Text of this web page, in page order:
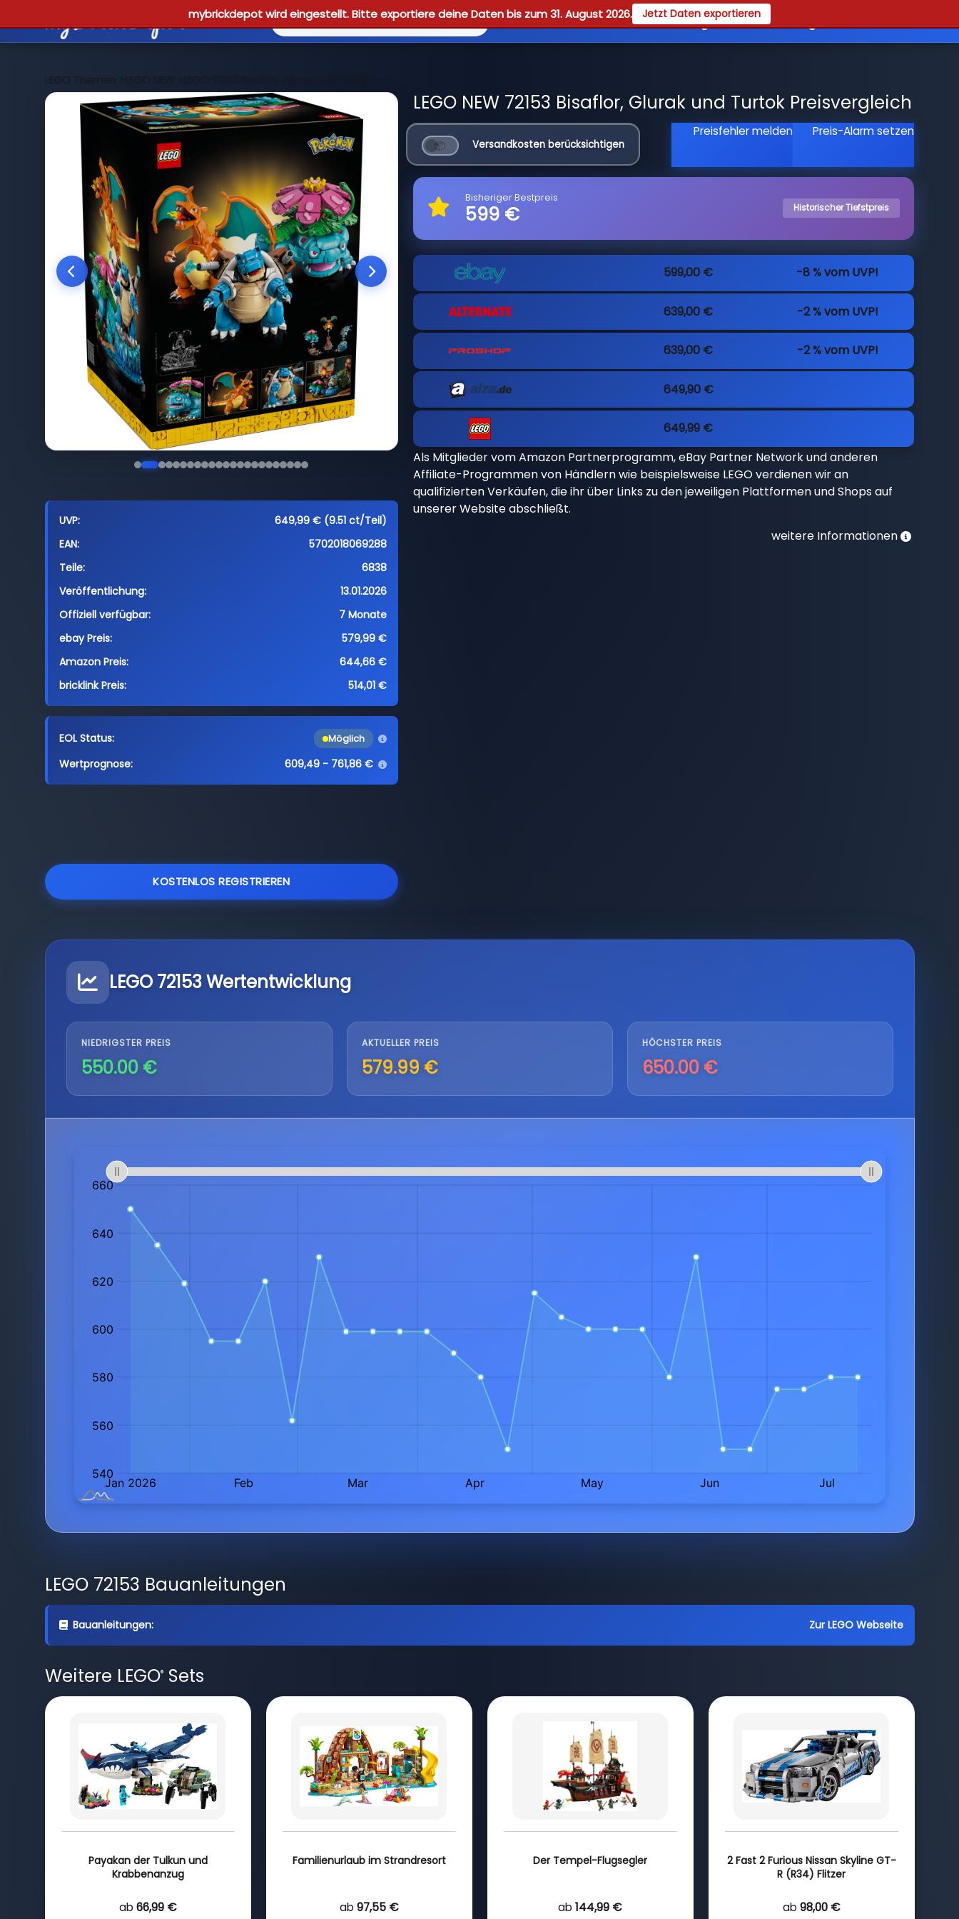
mybrickdepot wird eingestellt. Bitte exportiere deine Daten bis zum 31. August 2026. Jetzt Daten exportieren
Reviews Guides Registrieren
LEGO Themen >LEGO NEW >LEGO 72153 Bisaflor, Glurak und Turtok
UVP:
649,99 € (9.51 ct/Teil)
EAN:
5702018069288
Teile:
6838
Veröffentlichung:
13.01.2026
Offiziell verfügbar:
7 Monate
ebay Preis:
579,99 €
Amazon Preis:
644,66 €
bricklink Preis:
514,01 €
EOL Status: Möglich
Wertprognose: 609,49 - 761,86 €
KOSTENLOS REGISTRIEREN
LEGO NEW 72153 Bisaflor, Glurak und Turtok Preisvergleich
Versandkosten berücksichtigen
Preisfehler melden Preis-Alarm setzen
Bisheriger Bestpreis
599 € Historischer Tiefstpreis
599,00 € -8 % vom UVP!
639,00 € -2 % vom UVP!
639,00 € -2 % vom UVP!
649,90 €
649,99 €
Als Mitglieder vom Amazon Partnerprogramm, eBay Partner Network und anderen
Affiliate-Programmen von Händlern wie beispielsweise LEGO verdienen wir an
qualifizierten Verkäufen, die ihr über Links zu den jeweiligen Plattformen und Shops auf
unserer Website abschließt.
weitere Informationen
LEGO 72153 Wertentwicklung
NIEDRIGSTER PREIS
550.00 €
AKTUELLER PREIS
579.99 €
HÖCHSTER PREIS
650.00 €
LEGO 72153 Bauanleitungen
Bauanleitungen: Zur LEGO Webseite
Weitere LEGO®Sets
Payakan der Tulkun und
Krabbenanzug
ab 66,99 €
Familienurlaub im Strandresort
ab 97,55 €
Der Tempel-Flugsegler
ab 144,99 €
2 Fast 2 Furious Nissan Skyline GT-
R (R34) Flitzer
ab 98,00 €